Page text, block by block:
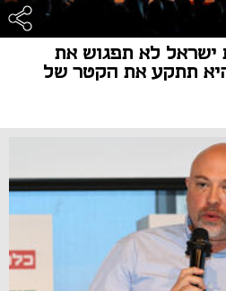
ישראל לא תפגוש את
תתקע את הקטר של